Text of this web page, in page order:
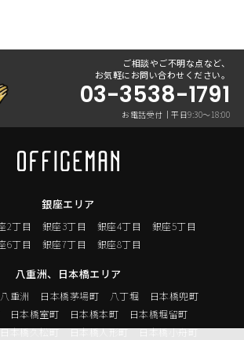
ご相談やご不明な点など、
お気軽にお問い合わせください。
03-3538-1791
お電話受付｜平日9:30〜18:00
銀座エリア
2丁目 銀座3丁目 銀座4丁目
銀座5丁目
6丁目
銀座7丁目 銀座8丁目
八重洲、日本橋エリア
八重洲 日本橋茅場町 八丁堀
日本橋兜町
日本橋室町 日本橋本町
日本橋堀留町
日本橋久松町 日本橋人形町
日本橋小舟町